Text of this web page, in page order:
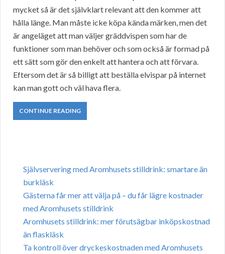
mycket så är det självklart relevant att den kommer att
hålla länge. Man måste icke köpa kända märken, men det
är angeläget att man väljer gräddvispen som har de
funktioner som man behöver och som också är formad på
ett sätt som gör den enkelt att hantera och att förvara.
Eftersom det är så billigt att beställa elvispar på internet
kan man gott och väl hava flera.
CONTINUE READING
Självservering med Aromhusets stilldrink: smartare än
burkläsk
Gästerna får mer att välja på – du får lägre kostnader
med Aromhusets stilldrink
Aromhusets stilldrink: mer förutsägbar inköpskostnad
än flaskläsk
Ta kontroll över dryckeskostnaden med Aromhusets